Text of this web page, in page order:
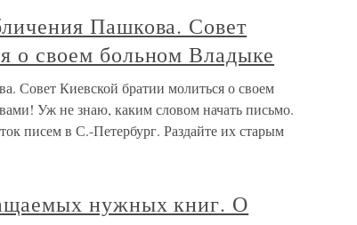
Пашкова. Совет
о своем больном Владыке
Совет Киевской братии молиться о своем
Уж не знаю, каким словом начать письмо.
писем в С.-Петербург. Раздайте их старым
нужных книг. О